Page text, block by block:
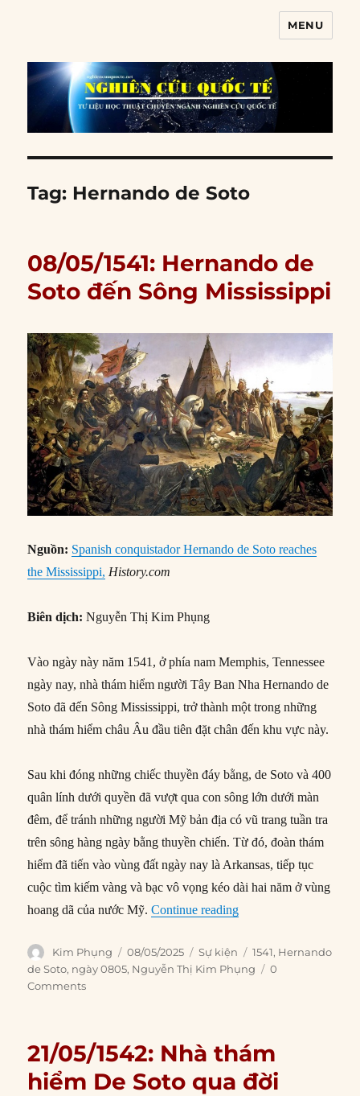
MENU
Tag: Hernando de Soto
08/05/1541: Hernando de
Soto đến Sông Mississippi
Nguồn: Spanish conquistador Hernando de Soto reaches
the Mississippi, History.com
Biên dịch:Nguyễn Thị Kim Phụng
Vào ngày này năm 1541, ở phía nam Memphis, Tennessee
ngày nay, nhà thám hiểm người Tây Ban Nha Hernando de
Soto đã đến Sông Mississippi, trở thành một trong những
nhà thám hiểm châu Âu đầu tiên đặt chân đến khu vực này.
Sau khi đóng những chiếc thuyền đáy bằng, de Soto và 400
quân lính dưới quyền đã vượt qua con sông lớn dưới màn
đêm, để tránh những người Mỹ bản địa có vũ trang tuần tra
trên sông hàng ngày bằng thuyền chiến. Từ đó, đoàn thám
hiểm đã tiến vào vùng đất ngày nay là Arkansas, tiếp tục
cuộc tìm kiếm vàng và bạc vô vọng kéo dài hai năm ở vùng
hoang dã của nước Mỹ.Continue reading“08/05/1541:
Author
Kim Phụng
Posted
on
08/05/2025 Categories
Sự kiện Tags
1541, Hernando
de Soto, ngày 0805, Nguyễn Thị Kim Phụng
0
Comments
21/05/1542: Nhà thám
hiểm De Soto qua đời